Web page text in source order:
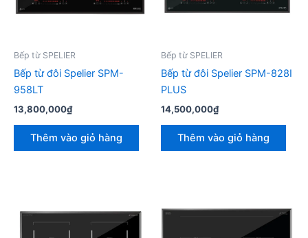
Bếp từ SPELIER
Bếp từ đôi Spelier SPM-
958LT
13,800,000₫
Thêm vào giỏ hàng
Bếp từ SPELIER
Bếp từ đôi Spelier SPM-828I
PLUS
14,500,000₫
Thêm vào giỏ hàng